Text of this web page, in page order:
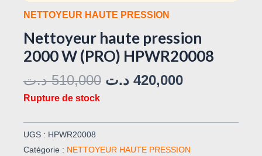
NETTOYEUR HAUTE PRESSION
Nettoyeur haute pression
2000 W (PRO) HPWR20008
510,000 د.ت 420,000 د.ت
Rupture de stock
UGS : HPWR20008
Catégorie : NETTOYEUR HAUTE PRESSION